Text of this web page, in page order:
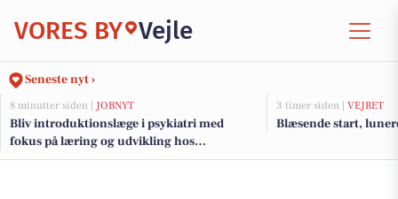
VORES BY Vejle
Seneste nyt ›
8 minutter siden | JOBNYT
Bliv introduktionslæge i psykiatri med
fokus på læring og udvikling hos
Psykiatrisk Afdeling Vejle
3 timer siden | VEJRET
Blæsende start,